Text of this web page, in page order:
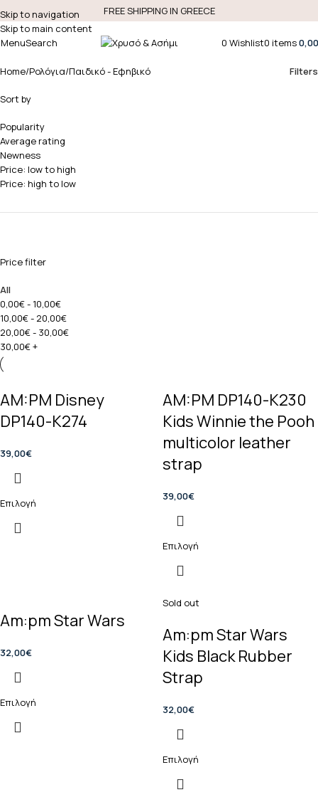
Skip to navigation
Skip to main content
FREE SHIPPING IN GREECE
MenuSearch 0 Wishlist0 items0,00
Home Ρολόγια Παιδικό - Εφηβικό Filters
Sort by
Popularity
Average rating
Newness
Price: low to high
Price: high to low
Price filter
All
0,00€- 10,00€
10,00€- 20,00€
20,00€- 30,00€
30,00€+
AM:PM Disney
DP140-K274
39,00€
Επιλογή
AM:PM DP140-K230
Kids Winnie the Pooh
multicolor leather
strap
39,00€
Επιλογή
Am:pm Star Wars
32,00€
Επιλογή
Sold out
Am:pm Star Wars
Kids Black Rubber
Strap
32,00€
Επιλογή